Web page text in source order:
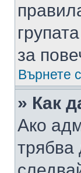
за
Върнете
» Как
Ако
трябва